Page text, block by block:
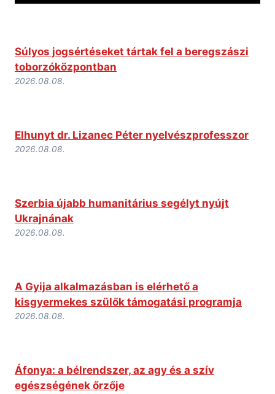
Súlyos jogsértéseket tártak fel a beregszászi
toborzóközpontban
2026.08.08.
Elhunyt dr. Lizanec Péter nyelvészprofesszor
2026.08.08.
Szerbia újabb humanitárius segélyt nyújt
Ukrajnának
2026.08.08.
A Gyija alkalmazásban is elérhető a
kisgyermekes szülők támogatási programja
2026.08.08.
Áfonya: a bélrendszer, az agy és a szív
egészségének őrzője